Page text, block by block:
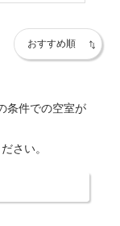
条件での空室が
さい。